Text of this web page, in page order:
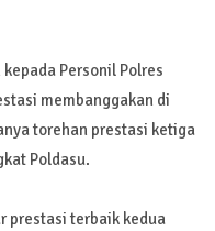
Personil Polres
membanggakan di
torehan prestasi ketiga
Poldasu.
prestasi terbaik kedua